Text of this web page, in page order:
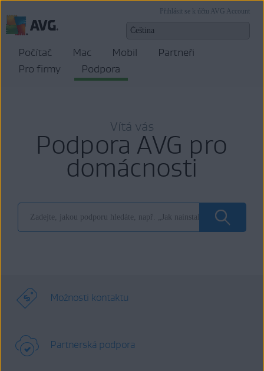
Přihlásit se k účtu AVG Account
Počítač Mac Mobil
Partneři
Pro firmy
Podpora
Vítá vás
Podpora AVG pro
domácnosti
Možnosti kontaktu
Partnerská podpora